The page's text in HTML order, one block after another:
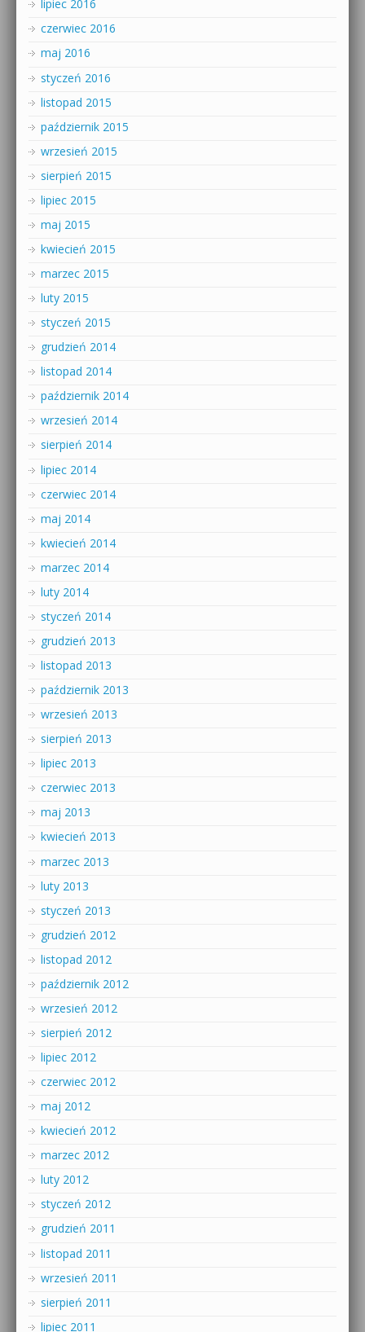
lipiec 2016
czerwiec 2016
maj 2016
styczeń 2016
listopad 2015
październik 2015
wrzesień 2015
sierpień 2015
lipiec 2015
maj 2015
kwiecień 2015
marzec 2015
luty 2015
styczeń 2015
grudzień 2014
listopad 2014
październik 2014
wrzesień 2014
sierpień 2014
lipiec 2014
czerwiec 2014
maj 2014
kwiecień 2014
marzec 2014
luty 2014
styczeń 2014
grudzień 2013
listopad 2013
październik 2013
wrzesień 2013
sierpień 2013
lipiec 2013
czerwiec 2013
maj 2013
kwiecień 2013
marzec 2013
luty 2013
styczeń 2013
grudzień 2012
listopad 2012
październik 2012
wrzesień 2012
sierpień 2012
lipiec 2012
czerwiec 2012
maj 2012
kwiecień 2012
marzec 2012
luty 2012
styczeń 2012
grudzień 2011
listopad 2011
wrzesień 2011
sierpień 2011
lipiec 2011